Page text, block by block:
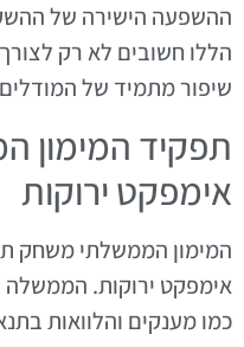
ההשפעה הישירה של
הללו חשובים לא רק
שיפור מתמיד של
תפקיד המימון
אימפקט ירוקות
המימון הממשלתי משחק
אימפקט ירוקות. הממשלה
כמו מענקים והלוואות